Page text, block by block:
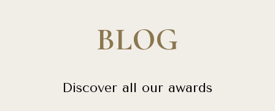
BLOG
Discover all our awards